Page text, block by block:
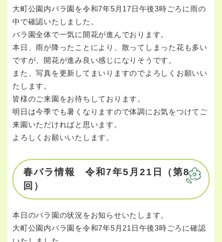
大町公園内バラ園を令和7年5月17日午後3時ごろに雨の
中で確認いたしました。
バラ園全体で一気に開花が進んでおります。
本日、雨が降ったことにより、散ってしまった花も多い
ですが、開花が進み良い感じになりそうです。
また、写真を更新してまいりますのでよろしくお願いい
たします。
皆様のご来園をお待ちしております。
明日は今季でも暑くなりますので体調にお気をつけてご
来園いただければと思います。
よろしくお願いいたします。
春バラ情報 令和7年5月21日（第8
回）
本日のバラ園の状況をお知らせいたします。
大町公園内バラ園を令和7年5月21日午後3時ごろに確認